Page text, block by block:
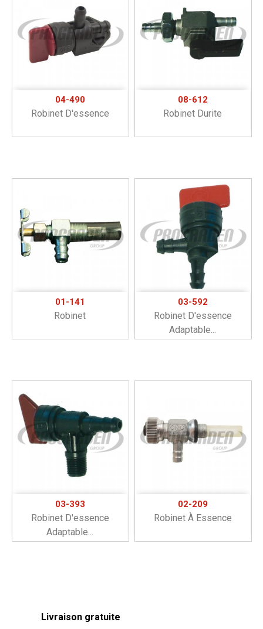
04-490
Robinet D'essence
08-612
Robinet Durite
01-141
Robinet
03-592
Robinet D'essence
Adaptable...
03-393
Robinet D'essence
Adaptable...
02-209
Robinet À Essence
Livraison gratuite